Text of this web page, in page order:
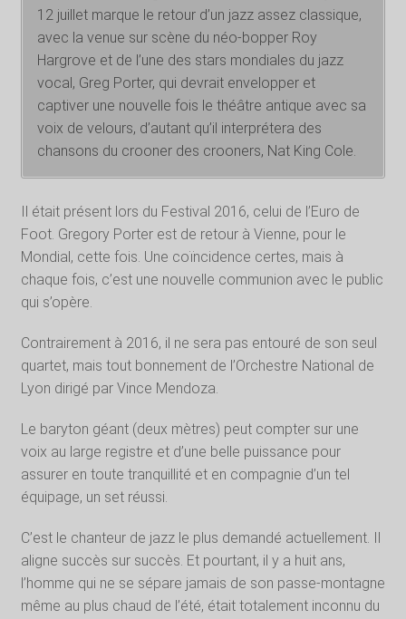
12 juillet marque le retour d’un jazz assez classique,
avec la venue sur scène du néo-bopper Roy
Hargrove et de l’une des stars mondiales du jazz
vocal, Greg Porter, qui devrait envelopper et
captiver une nouvelle fois le théâtre antique avec sa
voix de velours, d’autant qu’il interprétera des
chansons du crooner des crooners, Nat King Cole.
Il était présent lors du Festival 2016, celui de l’Euro de
Foot. Gregory Porter est de retour à Vienne, pour le
Mondial, cette fois. Une coïncidence certes, mais à
chaque fois, c’est une nouvelle communion avec le public
qui s’opère.
Contrairement à 2016, il ne sera pas entouré de son seul
quartet, mais tout bonnement de l’Orchestre National de
Lyon dirigé par Vince Mendoza.
Le baryton géant (deux mètres) peut compter sur une
voix au large registre et d’une belle puissance pour
assurer en toute tranquillité et en compagnie d’un tel
équipage, un set réussi.
C’est le chanteur de jazz le plus demandé actuellement. Il
aligne succès sur succès. Et pourtant, il y a huit ans,
l’homme qui ne se sépare jamais de son passe-montagne
même au plus chaud de l’été, était totalement inconnu du